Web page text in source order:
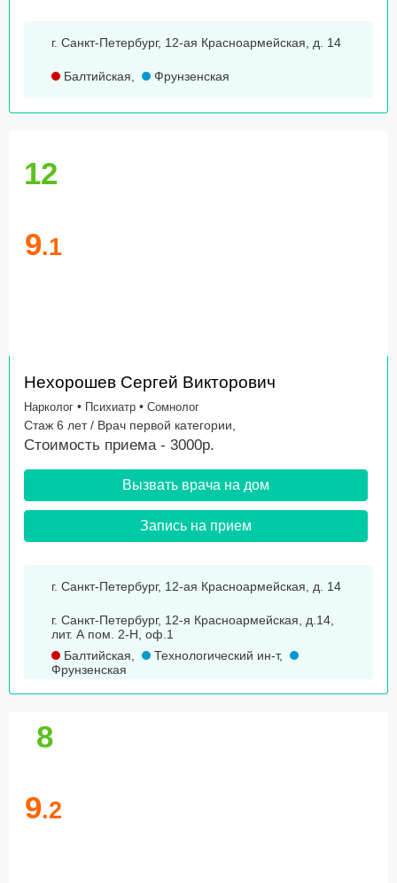
г. Санкт-Петербург, 12-ая Красноармейская, д. 14
Балтийская, Фрунзенская
12
9.1
Нехорошев Сергей Викторович
Нарколог • Психиатр • Сомнолог
Стаж 6 лет / Врач первой категории,
Стоимость приема - 3000р.
Вызвать врача на дом
Запись на прием
г. Санкт-Петербург, 12-ая Красноармейская, д. 14
г. Санкт-Петербург, 12-я Красноармейская, д.14,
лит. А пом. 2-Н, оф.1
Балтийская, Технологический ин-т,
Фрунзенская
8
9.2